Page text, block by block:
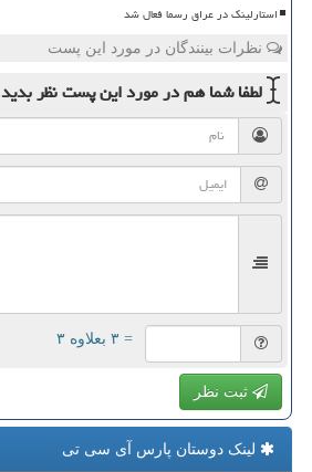
استارلینک در عراق رسما فعال شد
نظرات بینندگان در مورد این پست
لطفا شما همدر مورد این پستنظر بدید
= ۳ بعلاوه ۳
ثبت نظر
لینک دوستان پارس آی سی تی